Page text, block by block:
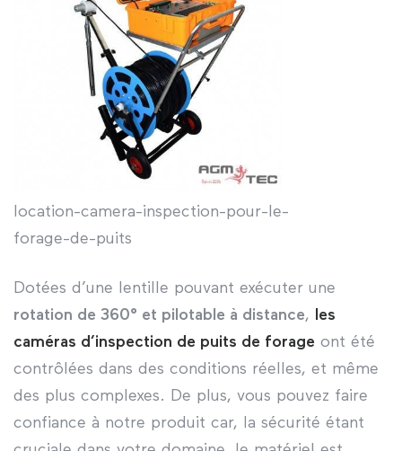
location-camera-inspection-pour-le-
forage-de-puits
Dotées d’une lentille pouvant exécuter une
rotation de 360° et pilotable à distance,
les
caméras d’inspection de puits de forage ont été
contrôlées dans des conditions réelles, et même
des plus complexes. De plus, vous pouvez faire
confiance à notre produit car, la sécurité étant